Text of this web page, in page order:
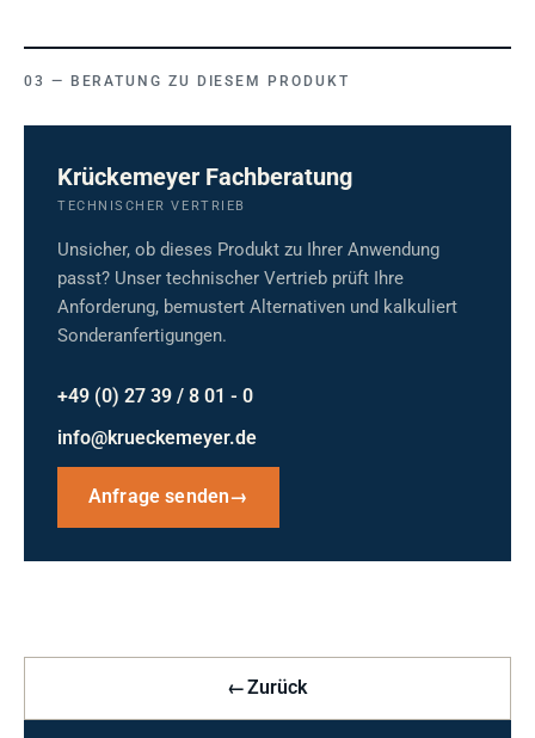
BERATUNG ZU DIESEM PRODUKT
Krückemeyer Fachberatung
TECHNISCHER VERTRIEB
Unsicher, ob dieses Produkt zu Ihrer Anwendung
passt? Unser technischer Vertrieb prüft Ihre
Anforderung, bemustert Alternativen und kalkuliert
Sonderanfertigungen.
+49 (0) 27 39 / 8 01 - 0
info@krueckemeyer.de
Anfrage senden→
←Zurück